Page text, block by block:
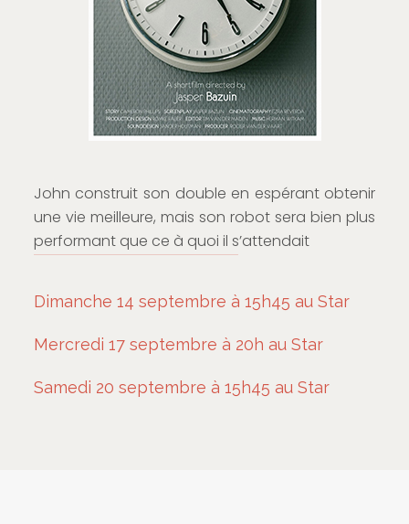
John construit son double en espérant obtenir
une vie meilleure, mais son robot sera bien plus
performant que ce à quoi il s’attendait
Dimanche 14 septembre à 15h45 au Star
Mercredi 17 septembre à 20h au Star
Samedi 20 septembre à 15h45 au Star